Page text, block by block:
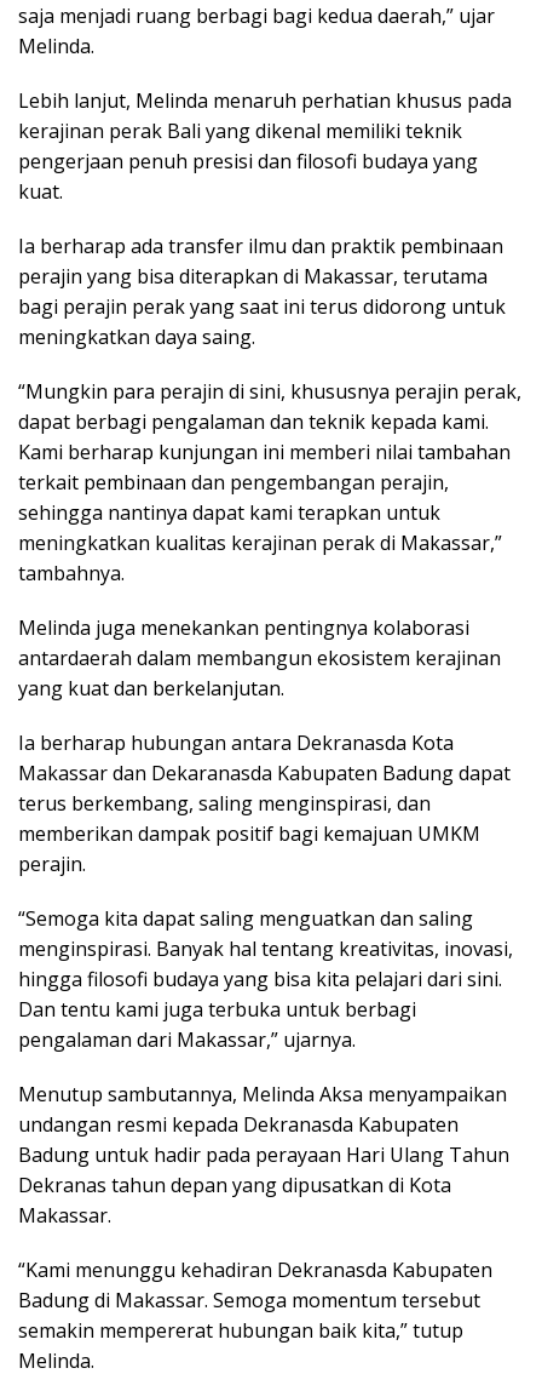
saja menjadi ruang berbagi bagi kedua daerah,” ujar
Melinda.
Lebih lanjut, Melinda menaruh perhatian khusus pada
kerajinan perak Bali yang dikenal memiliki teknik
pengerjaan penuh presisi dan filosofi budaya yang
kuat.
Ia berharap ada transfer ilmu dan praktik pembinaan
perajin yang bisa diterapkan di Makassar, terutama
bagi perajin perak yang saat ini terus didorong untuk
meningkatkan daya saing.
“Mungkin para perajin di sini, khususnya perajin perak,
dapat berbagi pengalaman dan teknik kepada kami.
Kami berharap kunjungan ini memberi nilai tambahan
terkait pembinaan dan pengembangan perajin,
sehingga nantinya dapat kami terapkan untuk
meningkatkan kualitas kerajinan perak di Makassar,”
tambahnya.
Melinda juga menekankan pentingnya kolaborasi
antardaerah dalam membangun ekosistem kerajinan
yang kuat dan berkelanjutan.
Ia berharap hubungan antara Dekranasda Kota
Makassar dan Dekaranasda Kabupaten Badung dapat
terus berkembang, saling menginspirasi, dan
memberikan dampak positif bagi kemajuan UMKM
perajin.
“Semoga kita dapat saling menguatkan dan saling
menginspirasi. Banyak hal tentang kreativitas, inovasi,
hingga filosofi budaya yang bisa kita pelajari dari sini.
Dan tentu kami juga terbuka untuk berbagi
pengalaman dari Makassar,” ujarnya.
Menutup sambutannya, Melinda Aksa menyampaikan
undangan resmi kepada Dekranasda Kabupaten
Badung untuk hadir pada perayaan Hari Ulang Tahun
Dekranas tahun depan yang dipusatkan di Kota
Makassar.
“Kami menunggu kehadiran Dekranasda Kabupaten
Badung di Makassar. Semoga momentum tersebut
semakin mempererat hubungan baik kita,” tutup
Melinda.